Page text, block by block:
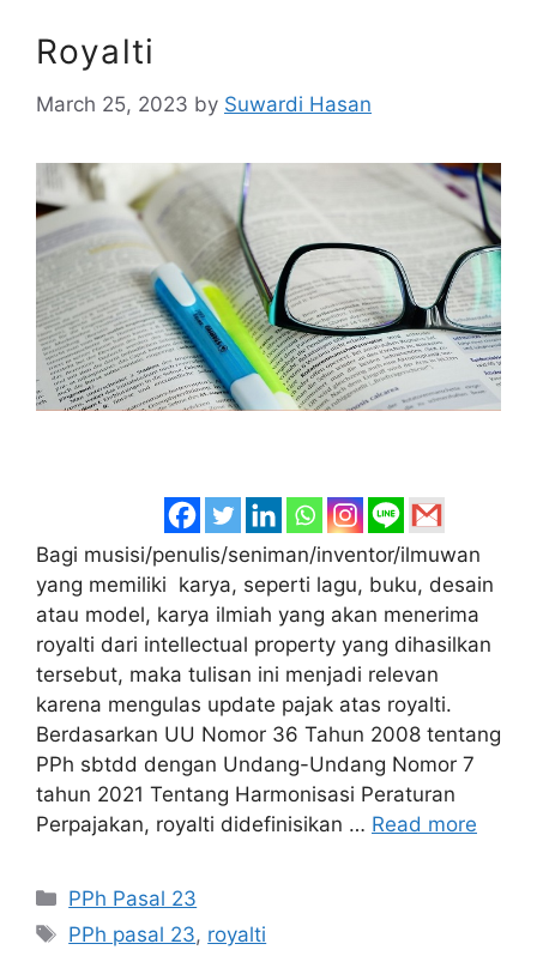
Royalti
March 25, 2023 by Suwardi Hasan
Bagi musisi/penulis/seniman/inventor/ilmuwan
yang memiliki karya, seperti lagu, buku, desain
atau model, karya ilmiah yang akan menerima
royalti dari intellectual property yang dihasilkan
tersebut, maka tulisan ini menjadi relevan
karena mengulas update pajak atas royalti.
Berdasarkan UU Nomor 36 Tahun 2008 tentang
PPh sbtdd dengan Undang-Undang Nomor 7
tahun 2021 Tentang Harmonisasi Peraturan
Perpajakan, royalti didefinisikan … Read more
Categories
PPh Pasal 23
Tags
PPh pasal 23, royalti